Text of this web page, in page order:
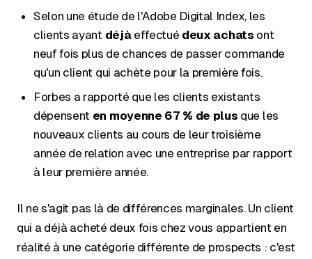
Selon une étude de l'Adobe Digital Index, les
clients ayant déjàeffectué deux achats ont
neuf fois plus de chances de passer commande
qu'un client qui achète pour la première fois.
Forbes a rapporté que les clients existants
dépensent en moyenne 67 % de plus que les
nouveaux clients au cours de leur troisième
année de relation avec une entreprise par rapport
à leur première année.
Il ne s'agit pas là de différences marginales. Un client
qui a déjà acheté deux fois chez vous appartient en
réalité à une catégorie différente de prospects : c'est